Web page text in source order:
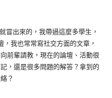
冒出來的，我帶過這麼多學生，
我也常常寫社交方面的文章，
前輩請教，現在的論壇、活動很
，還是很多問題的解答？拿到的
？